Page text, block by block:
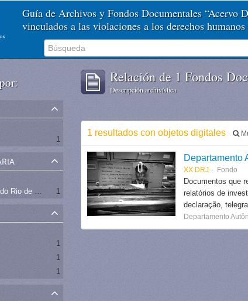
Guía de Archivos y Fondos Documentales “Acervo
vinculados a las violaciones a los derechos
1
Arquivo Publico do Estado do Rio de Janeiro -
1
1
1
1
Relación de 1 Fondos
Descripción archivística
1 resultados con objetos digitales
Departamento
XX DRJ Fondo
Documentos que
relatórios de
declaração,
Departamento